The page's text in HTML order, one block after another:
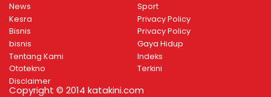
News
Kesra
Bisnis
bisnis
Tentang Kami
Ototekno
Disclaimer
Sport
Privacy Policy
Privacy Policy
Gaya Hidup
Indeks
Terkini
Copyright © 2014 katakini.com